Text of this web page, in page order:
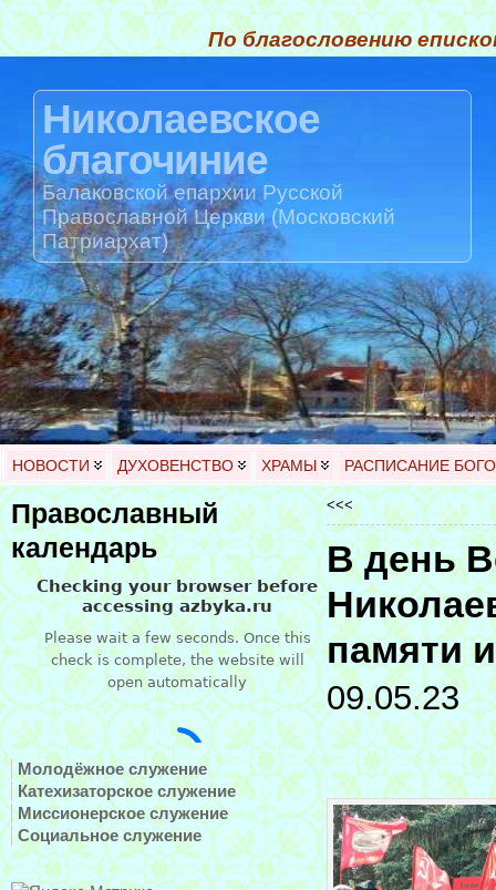
По благословению
Николаевское
благочиние
Балаковской епархии Русской
Православной Церкви (Московский
Патриархат)
НОВОСТИ ДУХОВЕНСТВО ХРАМЫ РАСПИСАНИЕ
Православный
календарь
Молодёжное служение
Катехизаторское служение
Миссионерское служение
Социальное служение
<<<
В день
памяти
09.05.23